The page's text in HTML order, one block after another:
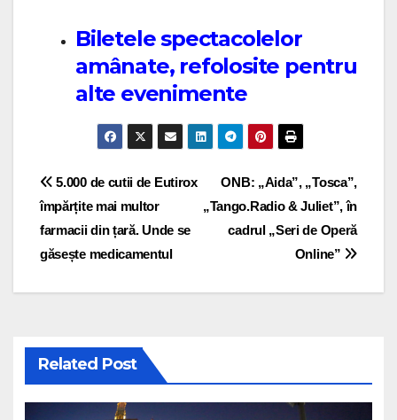
Biletele spectacolelor
amânate, refolosite pentru
alte evenimente
Post navigationONB: „Aida”, „Tosca”,
„Tango.Radio & Juliet”, în
cadrul „Seri de Operă
Online”
5.000 de cutii de Eutirox
împărțite mai multor
farmacii din țară. Unde se
găsește medicamentul
Related Post